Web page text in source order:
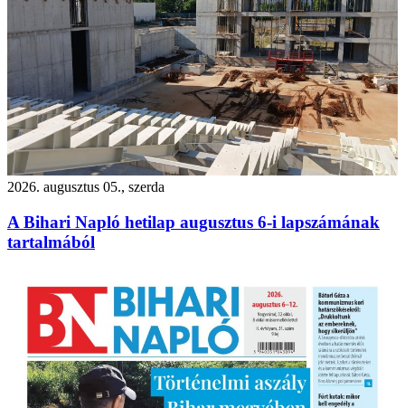
2026. augusztus 05., szerda
A Bihari Napló hetilap augusztus 6-i lapszámának
tartalmából